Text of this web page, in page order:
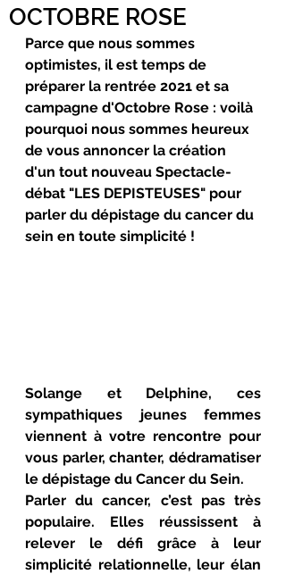
OCTOBRE ROSE
Parce que nous sommes
optimistes, il est temps de
préparer la rentrée 2021 et sa
campagne d'Octobre Rose : voilà
pourquoi nous sommes heureux
de vous annoncer la création
d'un tout nouveau Spectacle-
débat "LES DEPISTEUSES" pour
parler du dépistage du cancer du
sein en toute simplicité !
Solange et Delphine, ces
sympathiques jeunes femmes
viennent à votre rencontre pour
vous parler, chanter, dédramatiser
le dépistage du Cancer du Sein.
Parler du cancer, c’est pas très
populaire. Elles réussissent à
relever le défi grâce à leur
simplicité relationnelle, leur élan